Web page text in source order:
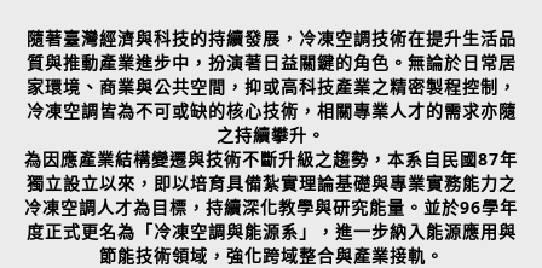
隨著臺灣經濟與科技的持續發展，冷凍空調技術在提升生活品
質與推動產業進步中，扮演著日益關鍵的角色。無論於日常居
家環境、商業與公共空間，抑或高科技產業之精密製程控制，
冷凍空調皆為不可或缺的核心技術，相關專業人才的需求亦隨
之持續攀升。
為因應產業結構變遷與技術不斷升級之趨勢，本系自民國87年
獨立設立以來，即以培育具備紮實理論基礎與專業實務能力之
冷凍空調人才為目標，持續深化教學與研究能量。並於96學年
度正式更名為「冷凍空調與能源系」，進一步納入能源應用與
節能技術領域，強化跨域整合與產業接軌。